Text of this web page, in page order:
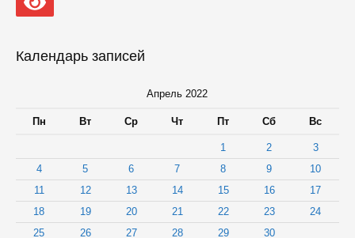
июня
в
республиканский
юношеских
театров
Календарь записей
Апрель 2022
Пн Вт Ср Чт Пт Сб Вс
1 2
3
4
5 6 7 8 9
10
11
12 13 14 15 16
17
18
19 20 21 22 23
24
25
26 27 28 29 30